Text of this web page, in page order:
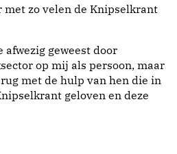
zo velen de Knipselkrant
afwezig geweest door
op mij als persoon, maar
met de hulp van hen die in
geloven en deze